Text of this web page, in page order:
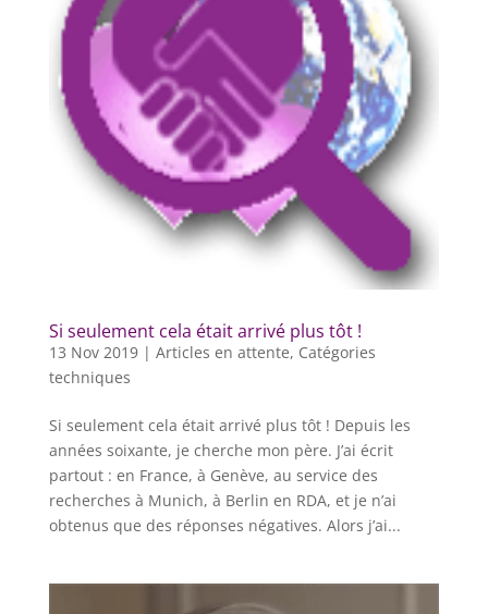
Si seulement cela était arrivé plus tôt !
13 Nov 2019| Articles en attente, Catégories
techniques
Si seulement cela était arrivé plus tôt ! Depuis les
années soixante, je cherche mon père. J’ai écrit
partout : en France, à Genève, au service des
recherches à Munich, à Berlin en RDA, et je n’ai
obtenus que des réponses négatives. Alors j’ai...